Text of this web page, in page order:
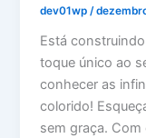
dev01wp/
Está
toque único ao
conhecer as
colorido!
sem graça.